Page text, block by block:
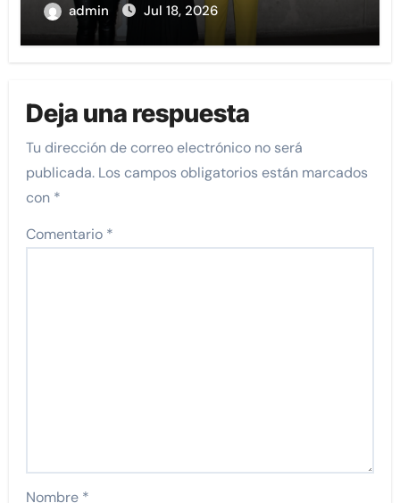
admin Jul 18, 2026
Deja una respuesta
Tu dirección de correo electrónico no será
publicada. Los campos obligatorios están marcados
con *
Comentario *
Nombre *